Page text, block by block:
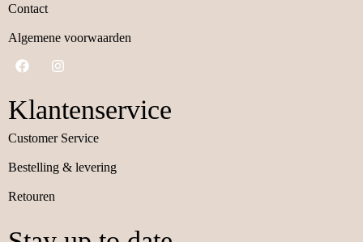
Contact
Algemene voorwaarden
Klantenservice
Customer Service
Bestelling & levering
Retouren